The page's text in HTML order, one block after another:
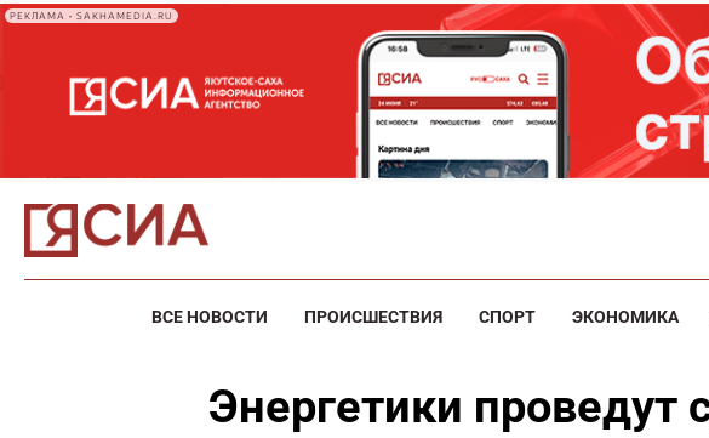
РЕКЛАМА • SAKHAMEDIA.RU
ВСЕ НОВОСТИ ПРОИСШЕСТВИЯ СПОРТ ЭКОНОМИКА
Энергетики проведут